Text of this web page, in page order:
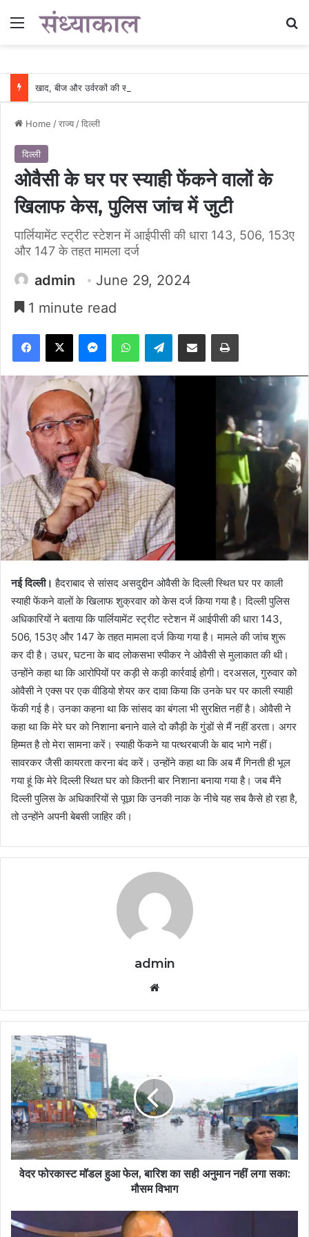
Menu
Home /राज्य /दिल्ली
दिल्ली
ओवैसी के घर पर स्याही फेंकने वालों के
खिलाफ केस, पुलिस जांच में जुटी
पार्लियामेंट स्ट्रीट स्टेशन में आईपीसी की धारा 143, 506, 153ए
और 147 के तहत मामला दर्ज
admin
June 29, 2024
1 minute read
Facebook
X MessengerWhatsAppTelegramShare via Email Print
नई दिल्ली। हैदराबाद से सांसद असदुद्दीन ओवैसी के दिल्ली स्थित घर पर काली
स्याही फेंकने वालों के खिलाफ शुक्रवार को केस दर्ज किया गया है। दिल्ली पुलिस
अधिकारियों ने बताया कि पार्लियामेंट स्ट्रीट स्टेशन में आईपीसी की धारा 143,
506, 153ए और 147 के तहत मामला दर्ज किया गया है। मामले की जांच शुरू
कर दी है। उधर, घटना के बाद लोकसभा स्पीकर ने ओवैसी से मुलाकात की थी।
उन्होंने कहा था कि आरोपियों पर कड़ी से कड़ी कार्रवाई होगी। दरअसल, गुरुवार को
ओवैसी ने एक्स पर एक वीडियो शेयर कर दावा किया कि उनके घर पर काली स्याही
फेंकी गई है। उनका कहना था कि सांसद का बंगला भी सुरक्षित नहीं है। ओवैसी ने
कहा था कि मेरे घर को निशाना बनाने वाले दो कौड़ी के गुंडों से मैं नहीं डरता। अगर
हिम्मत है तो मेरा सामना करें। स्याही फेंकने या पत्थरबाजी के बाद भागे नहीं।
सावरकर जैसी कायरता करना बंद करें। उन्होंने कहा था कि अब मैं गिनती ही भूल
गया हूं कि मेरे दिल्ली स्थित घर को कितनी बार निशाना बनाया गया है। जब मैंने
दिल्ली पुलिस के अधिकारियों से पूछा कि उनकी नाक के नीचे यह सब कैसे हो रहा है,
तो उन्होंने अपनी बेबसी जाहिर की।
admin
वेदर फोरकास्ट मॉडल हुआ फेल, बारिश का सही अनुमान नहीं लगा सका:
मौसम विभाग